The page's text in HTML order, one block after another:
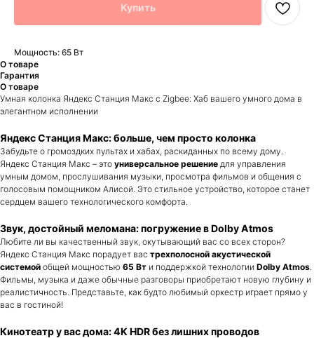
Купить
Мощность: 65 Вт
О товаре
Гарантия
О товаре
Умная колонка Яндекс Станция Макс с Zigbee: Хаб вашего умного дома в
элегантном исполнении
Яндекс Станция Макс: больше, чем просто колонка
Забудьте о громоздких пультах и хабах, раскиданных по всему дому.
Яндекс Станция Макс – это универсальное решение для управления
умным домом, прослушивания музыки, просмотра фильмов и общения с
голосовым помощником Алисой. Это стильное устройство, которое станет
сердцем вашего технологического комфорта.
Звук, достойный меломана: погружение в Dolby Atmos
Любите ли вы качественный звук, окутывающий вас со всех сторон?
Яндекс Станция Макс порадует вас трехполосной акустической
системой общей мощностью 65 Вт и поддержкой технологии Dolby Atmos
Фильмы, музыка и даже обычные разговоры приобретают новую глубину и
реалистичность. Представьте, как будто любимый оркестр играет прямо у
вас в гостиной!
Кинотеатр у вас дома: 4K HDR без лишних проводов